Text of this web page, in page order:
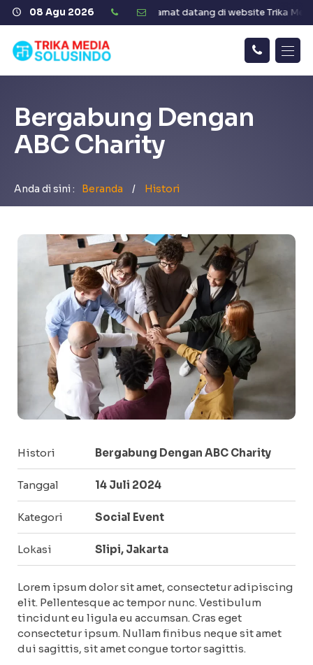
08 Agu 2026
Media Solusindo Selamat datang di website Trika Media
Tentang Kami
Aplikasi Pendidikan
Hubungi
Bergabung Dengan
ABC Charity
Anda di sini : Beranda / Histori
Histori Bergabung Dengan ABC Charity
Tanggal 14 Juli 2024
Kategori Social Event
Lokasi Slipi, Jakarta
Lorem ipsum dolor sit amet, consectetur adipiscing
elit. Pellentesque ac tempor nunc. Vestibulum
tincidunt eu ligula eu accumsan. Cras eget
consectetur ipsum. Nullam finibus neque sit amet
dui sagittis, sit amet congue tortor sagittis.